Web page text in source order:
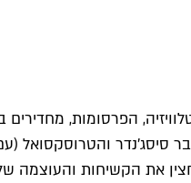
הפרסומות,
סיסג'נדר והטרוסקסואל
את הקשיחות והעוצמה